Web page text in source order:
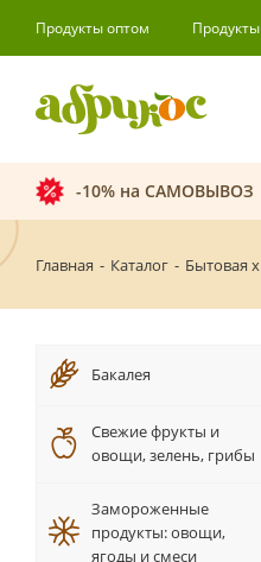
Продукты оптом
-10% на САМОВЫВОЗ
Главная - Каталог - Бытовая
Бакалея
Свежие фрукты и
овощи, зелень, грибы
Замороженные
продукты: овощи,
ягоды и смеси